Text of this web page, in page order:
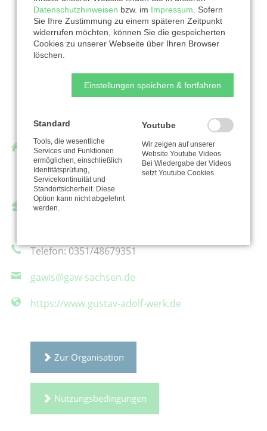
Gustav-Adolf-Werk in Sachsen e. V.
Schulgasse 2
01067 Dresden
Ansprechpartner/in:
Telefon: 0351/48679351
gawis@gaw-sachsen.de
https://www.gustav-adolf-werk.de
Zur Organisation
Nutzungsbedingungen
Datenschutzhinweisen bzw. im Impressum . Sofern
Sie Ihre Zustimmung zu einem späteren Zeitpunkt
widerrufen möchten, können Sie die gespeicherten
Cookies zu unserer Webseite über Ihren Browser
löschen.
Einstellungen speichern & fortfahren
Standard
Tools, die wesentliche
Services und Funktionen
ermöglichen, einschließlich
Identitätsprüfung,
Servicekontinuität und
Standortsicherheit. Diese
Option kann nicht abgelehnt
werden.
Youtube
Wir zeigen auf unserer
Website Youtube Videos.
Bei Wiedergabe der Videos
setzt Youtube Cookies.